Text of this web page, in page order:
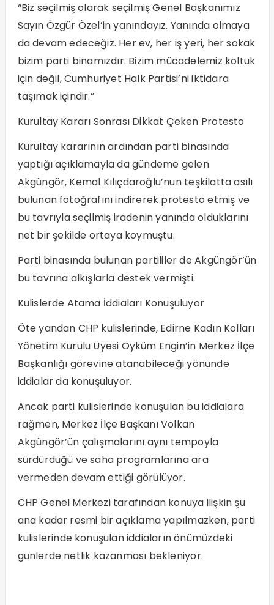
“Biz seçilmiş olarak seçilmiş Genel Başkanımız
Sayın Özgür Özel’in yanındayız. Yanında olmaya
da devam edeceğiz. Her ev, her iş yeri, her sokak
bizim parti binamızdır. Bizim mücadelemiz koltuk
için değil, Cumhuriyet Halk Partisi’ni iktidara
taşımak içindir.”
Kurultay Kararı Sonrası Dikkat Çeken Protesto
Kurultay kararının ardından parti binasında
yaptığı açıklamayla da gündeme gelen
Akgüngör, Kemal Kılıçdaroğlu’nun teşkilatta asılı
bulunan fotoğrafını indirerek protesto etmiş ve
bu tavrıyla seçilmiş iradenin yanında olduklarını
net bir şekilde ortaya koymuştu.
Parti binasında bulunan partililer de Akgüngör’ün
bu tavrına alkışlarla destek vermişti.
Kulislerde Atama İddiaları Konuşuluyor
Öte yandan CHP kulislerinde, Edirne Kadın Kolları
Yönetim Kurulu Üyesi Öyküm Engin’in Merkez İlçe
Başkanlığı görevine atanabileceği yönünde
iddialar da konuşuluyor.
Ancak parti kulislerinde konuşulan bu iddialara
rağmen, Merkez İlçe Başkanı Volkan
Akgüngör’ün çalışmalarını aynı tempoyla
sürdürdüğü ve saha programlarına ara
vermeden devam ettiği görülüyor.
CHP Genel Merkezi tarafından konuya ilişkin şu
ana kadar resmi bir açıklama yapılmazken, parti
kulislerinde konuşulan iddiaların önümüzdeki
günlerde netlik kazanması bekleniyor.